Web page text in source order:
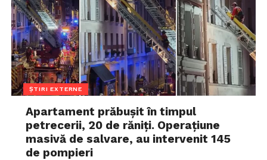
ȘTIRI EXTERNE
Apartament prăbușit în timpul
petrecerii, 20 de răniți. Operațiune
masivă de salvare, au intervenit 145
de pompieri